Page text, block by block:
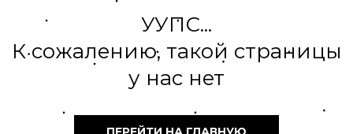
УУПС...
К сожалению, такой страницы
у нас нет